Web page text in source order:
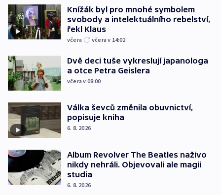
Knížák byl pro mnohé symbolem
svobody a intelektuálního rebelství,
řekl Klaus
včera včera v 14:02
Dvě deci tuše vykreslují japanologa
a otce Petra Geislera
včera v 08:00
Válka ševců změnila obuvnictví,
popisuje kniha
6. 8. 2026
Album Revolver The Beatles naživo
nikdy nehráli. Objevovali ale magii
studia
6. 8. 2026